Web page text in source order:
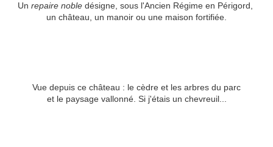
Un repaire noble désigne, sous l'Ancien Régime en Périgord,
un château, un manoir ou une maison fortifiée.
Vue depuis ce château : le cèdre et les arbres du parc
et le paysage vallonné. Si j'étais un chevreuil...